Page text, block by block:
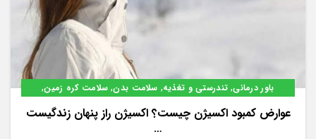
باور درمانی, تندرستی و تغذیه, سلامت بدن, سلامت کره زمین,
مربوط به جسم
عوارض کمبود اکسیژن چیست؟ اکسیژن راز پنهان زندگیست
…